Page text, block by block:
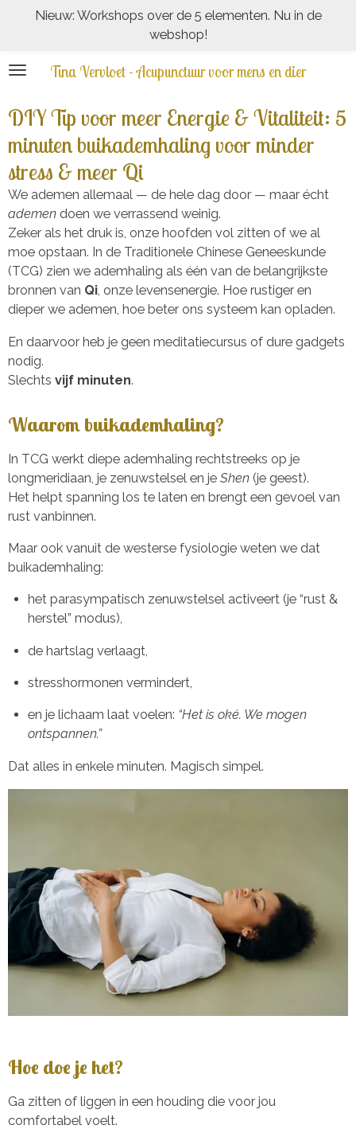
de
Tina Vervloet - Acupunctuur voor mens en dier
Nieuw: Workshops over de 5 elementen. Nu in de
webshop!
DIY Tip voor meer Energie & Vitaliteit: 5
minuten buikademhaling voor minder
stress & meer Qi
We ademen allemaal — de hele dag door — maar écht
ademen doen we verrassend weinig.
Zeker als het druk is, onze hoofden vol zitten of we al
moe opstaan. In de Traditionele Chinese Geneeskunde
(TCG) zien we ademhaling als één van de belangrijkste
bronnen van Qi, onze levensenergie. Hoe rustiger en
dieper we ademen, hoe beter ons systeem kan opladen.
En daarvoor heb je geen meditatiecursus of dure gadgets
nodig.
Slechts vijf minuten.
Waarom buikademhaling?
In TCG werkt diepe ademhaling rechtstreeks op je
longmeridiaan, je zenuwstelsel en je Shen (je geest).
Het helpt spanning los te laten en brengt een gevoel van
rust vanbinnen.
Maar ook vanuit de westerse fysiologie weten we dat
buikademhaling:
het parasympatisch zenuwstelsel activeert (je “rust &
herstel” modus),
de hartslag verlaagt,
stresshormonen vermindert,
en je lichaam laat voelen: “Het is oké. We mogen
ontspannen.”
Dat alles in enkele minuten. Magisch simpel.
Hoe doe je het?
Ga zitten of liggen in een houding die voor jou
comfortabel voelt.